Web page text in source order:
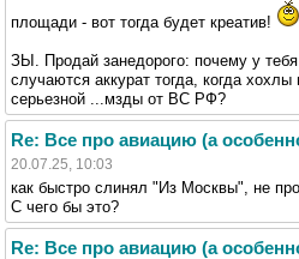
площади - вот тогда будет креатив!
ЗЫ. Продай занедорого: почему у тебя
случаются аккурат тогда, когда
серьезной ...мзды от ВС РФ?
Re: Все про авиацию (а
20.07.25, 10:03
как быстро слинял "Из Москвы", не
С чего бы это?
Re: Все про авиацию (а